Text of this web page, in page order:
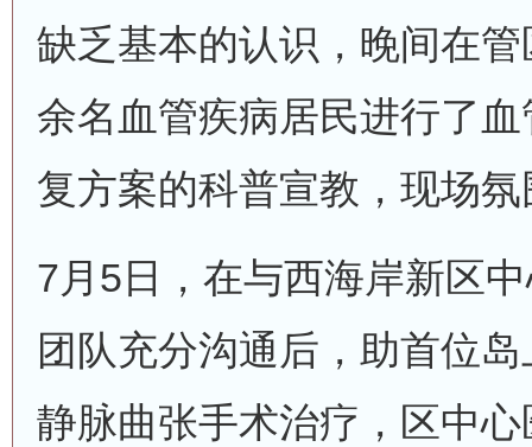
缺乏基本的认识，晚间在
余名血管疾病居民进行了
复方案的科普宣教，现场
7月5日，在与西海岸新区
团队充分沟通后，助首位
静脉曲张手术治疗，区中